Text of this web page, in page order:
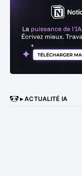
▸ ACTUALITÉ IA